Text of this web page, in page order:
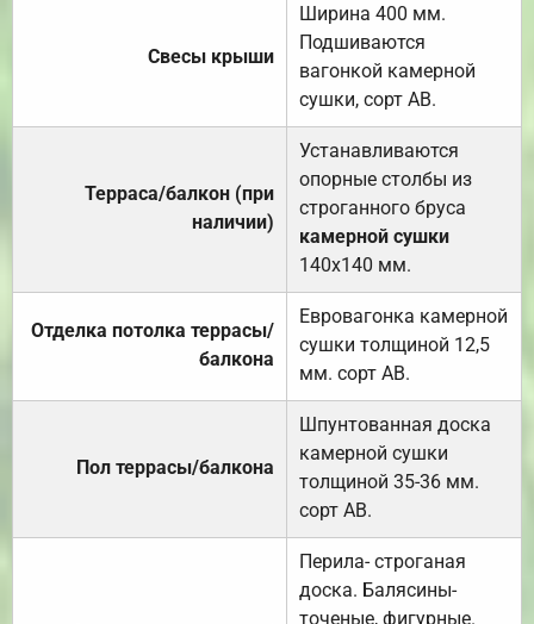
Свесы крыши
Ширина 400 мм.
Подшиваются
вагонкой камерной
сушки, сорт АВ.
Терраса/балкон (при
наличии)
Устанавливаются
опорные столбы из
строганного бруса
камерной сушки
140х140 мм.
Отделка потолка террасы/
балкона
Евровагонка камерной
сушки толщиной 12,5
мм. сорт АВ.
Пол террасы/балкона
Шпунтованная доска
камерной сушки
толщиной 35-36 мм.
сорт АВ.
Перила- строганая
доска. Балясины-
точеные, фигурные.